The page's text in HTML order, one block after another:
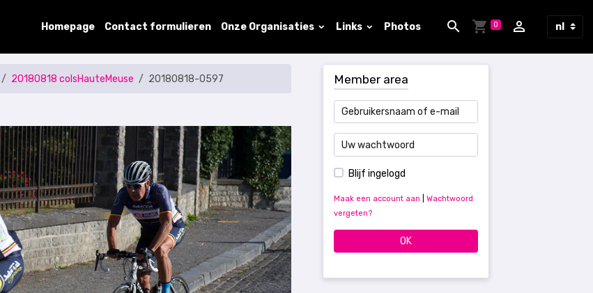
Homepage Contact formulieren Onze Organisaties Links Photos 0
20180818 colsHauteMeuse 20180818-0597 Member area
Blijf ingelogd
Maak een account aan
Wachtwoord
vergeten?
OK